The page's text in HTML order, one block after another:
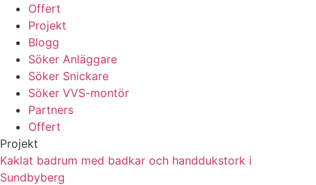
Offert
Projekt
Blogg
Söker Anläggare
Söker Snickare
Söker VVS-montör
Partners
Offert
Projekt
Kaklat badrum med badkar och handdukstork i
Sundbyberg